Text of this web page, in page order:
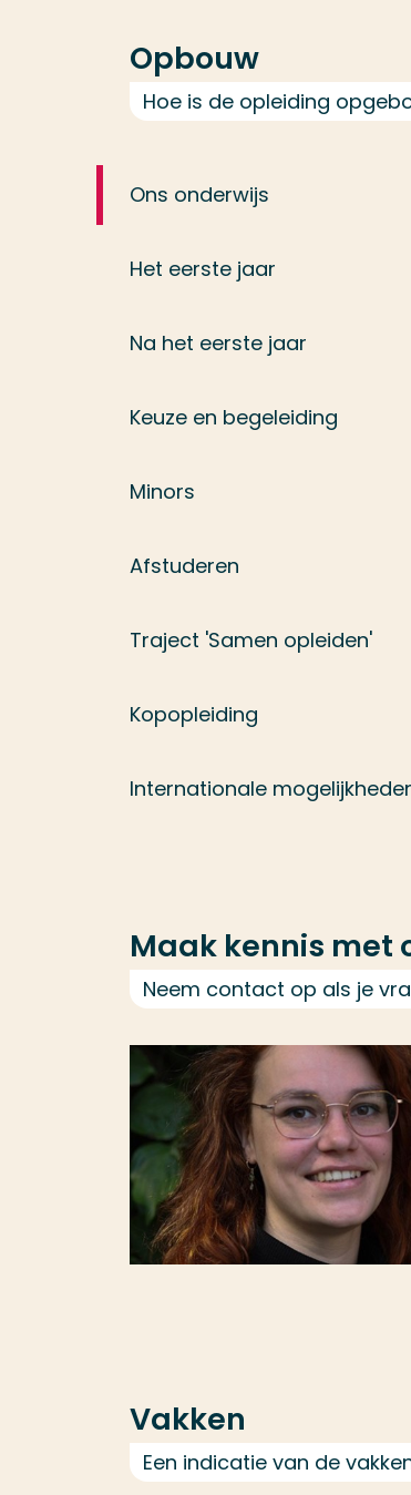
Opbouw
Hoe is de opleiding
Ons onderwijs
Het eerste jaar
Na het eerste jaar
Keuze en begeleiding
Minors
Afstuderen
Traject 'Samen opleiden'
Kopopleiding
Internationale
Maak kennis met
Neem contact op als je
Vakken
Een indicatie van de